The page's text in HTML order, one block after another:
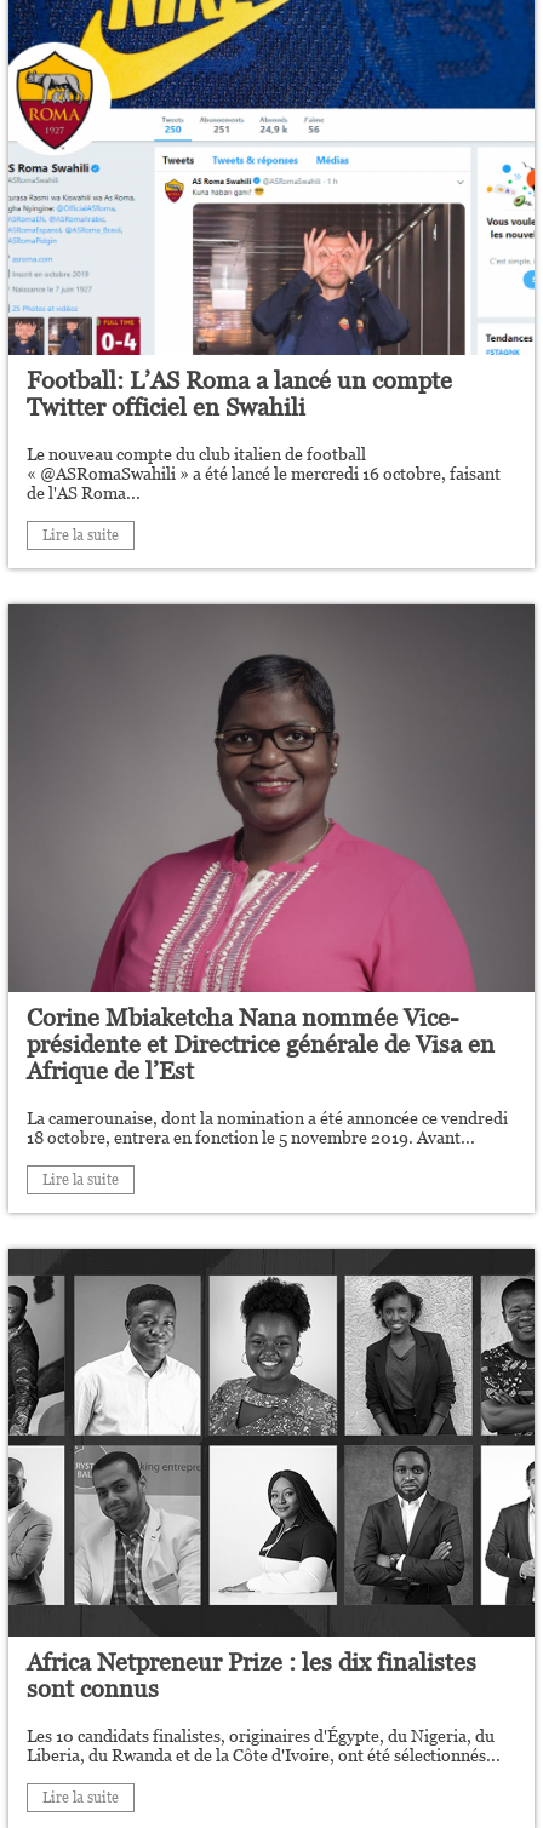
Football: L’AS Roma a lancé un compte
Twitter officiel en Swahili
Le nouveau compte du club italien de football
« @ASRomaSwahili » a été lancé le mercredi 16 octobre, faisant
de l'AS Roma...
Lire la suite
Corine Mbiaketcha Nana nommée Vice-
présidente et Directrice générale de Visa en
Afrique de l’Est
La camerounaise, dont la nomination a été annoncée ce vendredi
18 octobre, entrera en fonction le 5 novembre 2019. Avant...
Lire la suite
Africa Netpreneur Prize : les dix finalistes
sont connus
Les 10 candidats finalistes, originaires d'Égypte, du Nigeria, du
Liberia, du Rwanda et de la Côte d'Ivoire, ont été sélectionnés...
Lire la suite